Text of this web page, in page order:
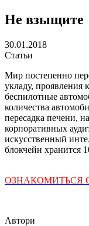
Не взыщите
30.01.2018
Статьи
Мир постепенно
укладу, проявления
беспилотные
количества
пересадка печени,
корпоративных
искусственный
блокчейн хранится
ОЗНАКОМИТЬСЯ
Автори